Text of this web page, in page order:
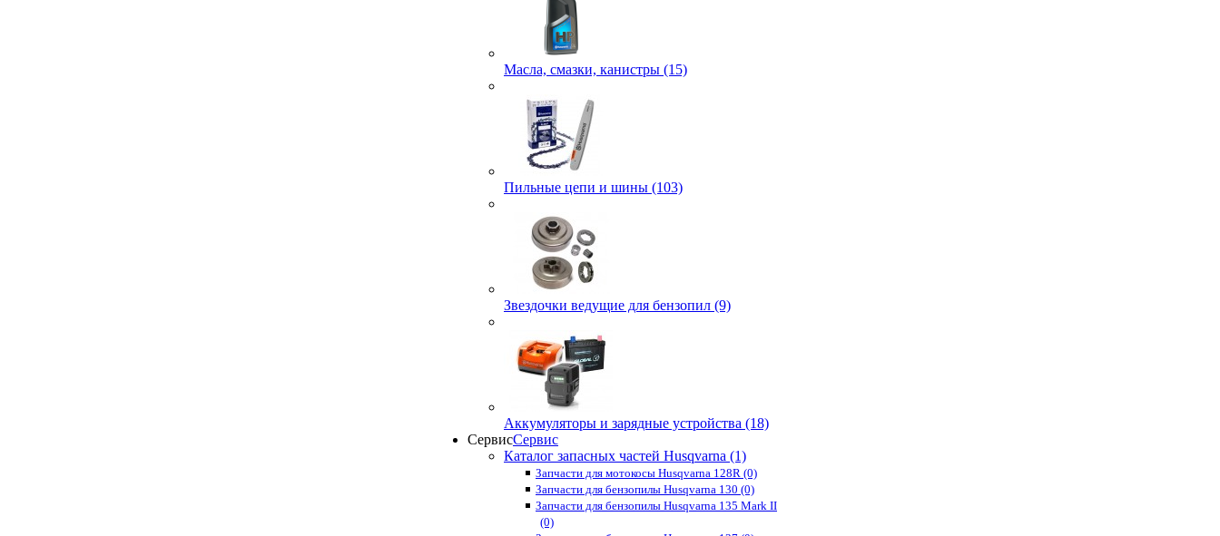
Масла, смазки, канистры (15)
Пильные цепи и шины (103)
Звездочки ведущие для бензопил (9)
Аккумуляторы и зарядные устройства (18)
СервисСервис
Каталог запасных частей Husqvarna (1)
Запчасти для мотокосы Husqvarna 128R (0)
Запчасти для бензопилы Husqvarna 130 (0)
Запчасти для бензопилы Husqvarna 135 Mark II
(0)